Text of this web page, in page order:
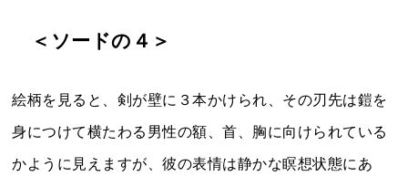
＜ソードの４＞
絵柄を見ると、剣が壁に３本かけられ、その刃先は鎧を
身につけて横たわる男性の額、首、胸に向けられている
かように見えますが、彼の表情は静かな瞑想状態にあ